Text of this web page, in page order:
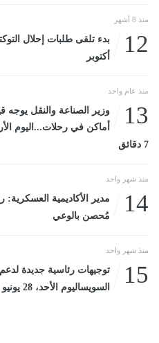
منذ 8 أشهر
12
أكتوبر
منذ عام واحد
13
وزير الصناعة والنقل يوجه
7 دقائق
منذ شهر واحد
14
مدير الأكاديمية العسكرية:
مُحصن بالوعي
منذ شهر واحد
15
توجيهات رئاسية جديدة
السويساليوم الأحد، 28 يونيو 2026 01:52 مـ